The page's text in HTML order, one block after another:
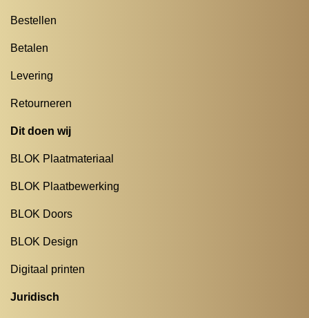
Bestellen
Betalen
Levering
Retourneren
Dit doen wij
BLOK Plaatmateriaal
BLOK Plaatbewerking
BLOK Doors
BLOK Design
Digitaal printen
Juridisch